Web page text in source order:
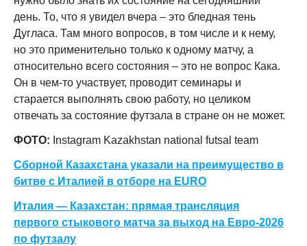
день. То, что я увидел вчера – это бледная тень
Дугласа. Там много вопросов, в том числе и к нему,
но это применительно только к одному матчу, а
относительно всего состояния – это не вопрос Кака.
Он в чем-то участвует, проводит семинары и
старается выполнять свою работу, но целиком
отвечать за состояние футзала в стране он не может.
ФОТО: Instagram Kazakhstan national futsal team
Сборной Казахстана указали на преимущество в
битве с Италией в отборе на EURO
Италия — Казахстан: прямая трансляция
первого стыкового матча за выход на Евро-2026
по футзалу